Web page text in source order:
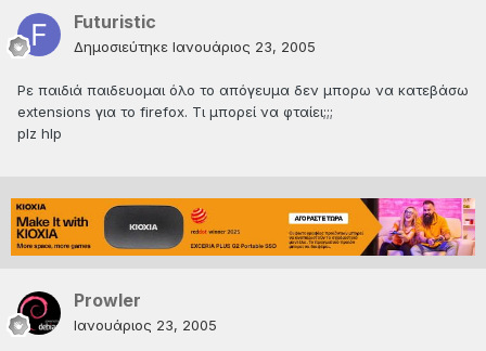
Futuristic
Δημοσιεύτηκε Ιανουάριος 23, 2005
Ρε παιδιά παιδευομαι όλο το απόγευμα δεν μπορω να κατεβάσω
extensions για το firefox. Τι μπορεί να φταίει;;;
plz hlp
Prowler
Ιανουάριος 23, 2005